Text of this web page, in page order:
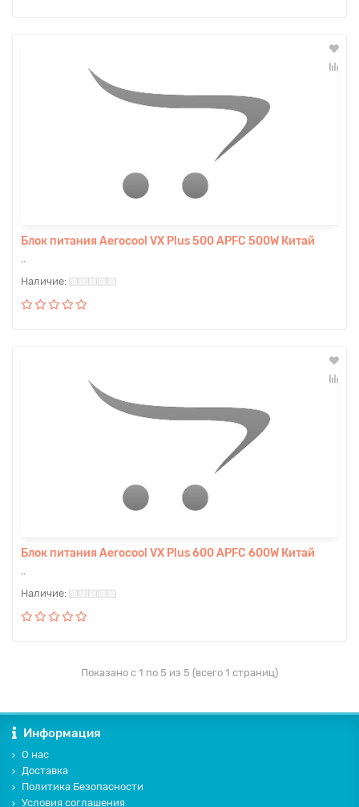
Блок питания Aerocool VX Plus 500 APFC 500W Китай
..
Блок питания Aerocool VX Plus 600 APFC 600W Китай
..
Показано с 1 по 5 из 5 (всего 1 страниц)
Информация
О нас
Доставка
Политика Безопасности
Условия соглашения